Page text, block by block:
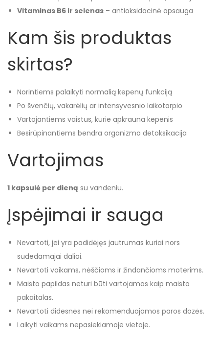
Vitaminas B6 ir selenas – antioksidacinė apsauga
Kam šis produktas
skirtas?
Norintiems palaikyti normalią kepenų funkciją
Po švenčių, vakarėlių ar intensyvesnio laikotarpio
Vartojantiems vaistus, kurie apkrauna kepenis
Besirūpinantiems bendra organizmo detoksikacija
Vartojimas
1 kapsulė per dieną su vandeniu.
Įspėjimai ir sauga
Nevartoti, jei yra padidėjęs jautrumas kuriai nors
sudedamajai daliai.
Nevartoti vaikams, nėščioms ir žindančioms moterims.
Maisto papildas neturi būti vartojamas kaip maisto
pakaitalas.
Nevartoti didesnės nei rekomenduojamos paros dozės.
Laikyti vaikams nepasiekiamoje vietoje.